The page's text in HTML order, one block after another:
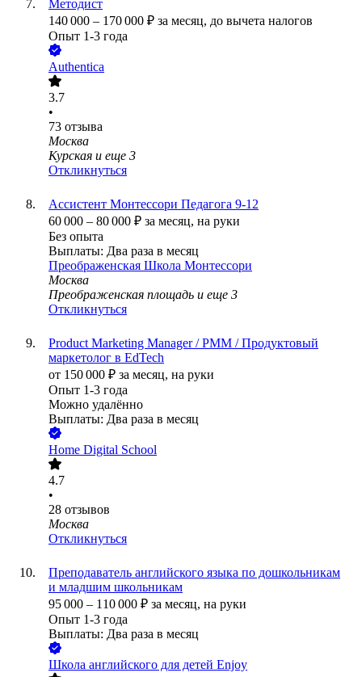
Методист
140 000 – 170 000 ₽ за месяц, до вычета налогов
Опыт 1-3 года
Authentica
3.7
•
73 отзыва
Москва
Курская и еще 3
Откликнуться
Ассистент Монтессори Педагога 9-12
60 000 – 80 000 ₽ за месяц, на руки
Без опыта
Выплаты: Два раза в месяц
Преображенская Школа Монтессори
Москва
Преображенская площадь и еще 3
Откликнуться
Product Marketing Manager / PMM / Продуктовый
маркетолог в EdTech
от 150 000 ₽ за месяц, на руки
Опыт 1-3 года
Можно удалённо
Выплаты: Два раза в месяц
Home Digital School
4.7
•
28 отзывов
Москва
Откликнуться
Преподаватель английского языка по дошкольникам
и младшим школьникам
95 000 – 110 000 ₽ за месяц, на руки
Опыт 1-3 года
Выплаты: Два раза в месяц
Школа английского для детей Enjoy